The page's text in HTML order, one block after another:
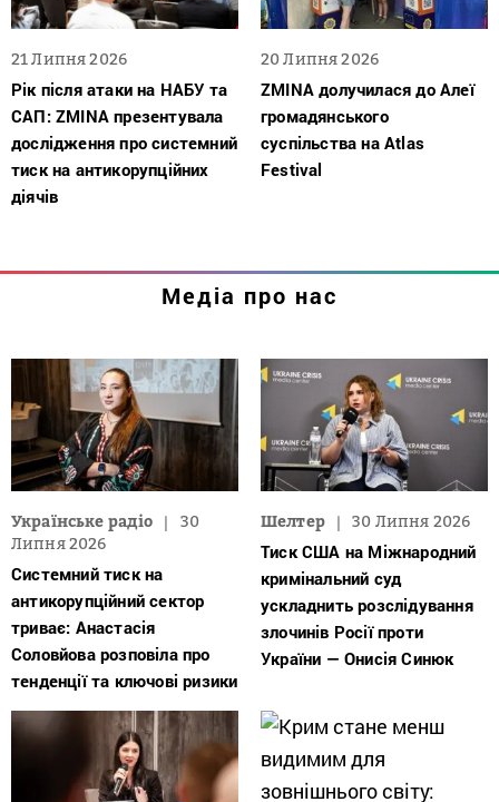
21 Липня 2026
Рік після атаки на НАБУ та
САП: ZMINA презентувала
дослідження про системний
тиск на антикорупційних
діячів
20 Липня 2026
ZMINA долучилася до Алеї
громадянського
суспільства на Atlas
Festival
Медіа про нас
Українське радіо
30
Липня 2026
Системний тиск на
антикорупційний сектор
триває: Анастасія
Соловйова розповіла про
тенденції та ключові ризики
Шелтер 30 Липня 2026
Тиск США на Міжнародний
кримінальний суд
ускладнить розслідування
злочинів Росії проти
України — Онисія Синюк